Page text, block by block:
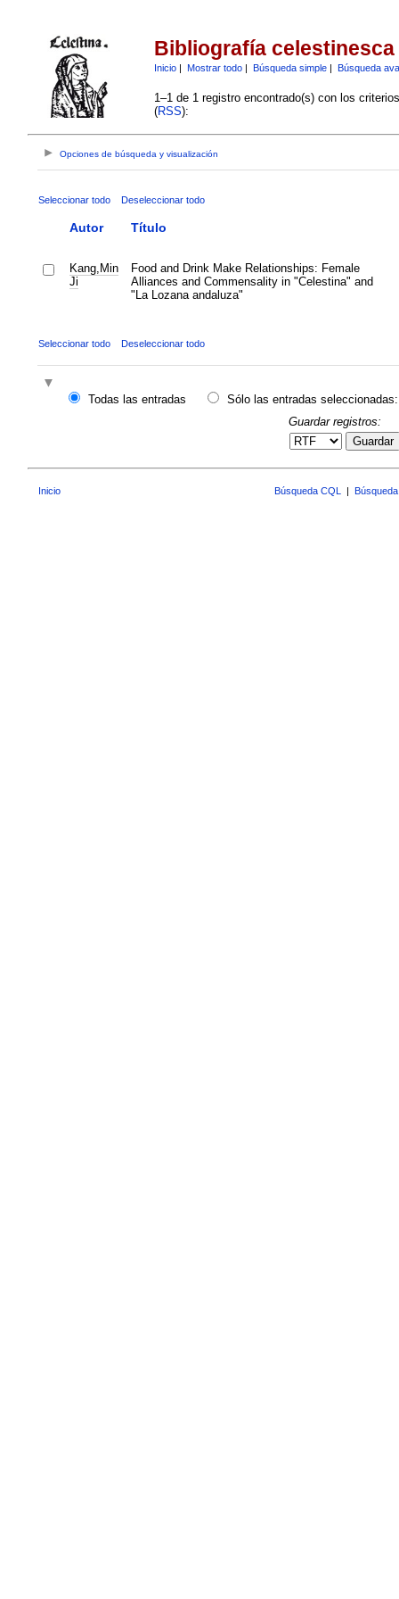
Bibliografía celestinesca
Inicio| Mostrar todo| Búsqueda simple| Búsqueda
1–1 de 1 registro encontrado(s) con los
(RSS):
Opciones de búsqueda y visualización
Seleccionar todo Deseleccionar todo
Autor Título
Kang,Min
Ji
Food and Drink Make Relationships: Female
Alliances and Commensality in "Celestina" and
"La Lozana andaluza"
Seleccionar todo Deseleccionar todo
Todas las entradas
Sólo las entradas seleccionadas:
Guardar registros:
Guardar
Inicio Búsqueda CQL